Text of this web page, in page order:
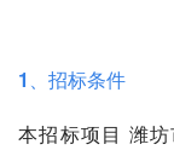
1、招标条件
本招标项目 潍